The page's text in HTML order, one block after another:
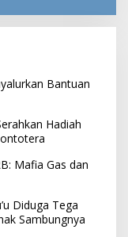
Bantuan
Hadiah
Mafia Gas dan
Diduga Tega
Sambungnya